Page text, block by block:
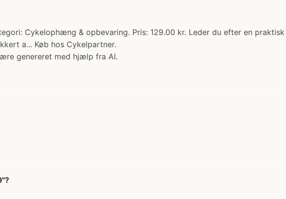
Cykelophæng & opbevaring. Pris: 129.00 kr. Leder du efter en
a... Køb hos Cykelpartner.
genereret med hjælp fra AI.